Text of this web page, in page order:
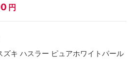
円
ズキ ハスラー ピュアホワイトパール